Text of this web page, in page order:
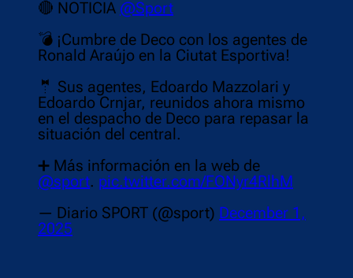
🔴 NOTICIA @Sport
💣 ¡Cumbre de Deco con los agentes de
Ronald Araújo en la Ciutat Esportiva!
🤵 Sus agentes, Edoardo Mazzolari y
Edoardo Crnjar, reunidos ahora mismo
en el despacho de Deco para repasar la
situación del central.
➕ Más información en la web de
@sport. pic.twitter.com/FONyr4RlhM
— Diario SPORT (@sport) December 1,
2025